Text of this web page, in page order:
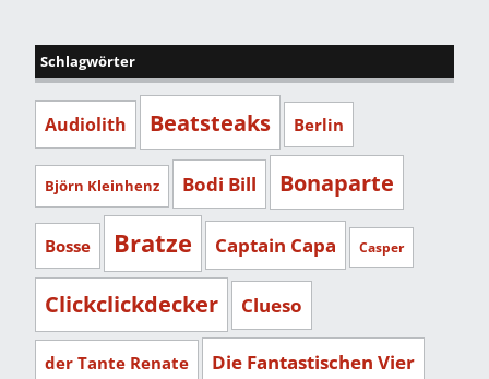
Schlagwörter
Audiolith Beatsteaks Berlin
Björn Kleinhenz Bodi Bill Bonaparte
Bosse Bratze Captain Capa Casper
Clickclickdecker Clueso
der Tante Renate Die Fantastischen Vier